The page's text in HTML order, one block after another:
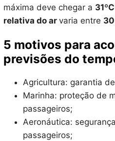
máxima deve chegar a
relativa do ar varia entre
5 motivos para
previsões do
Agricultura: garantia
Marinha: proteção de
passageiros;
Aeronáutica:
passageiros;